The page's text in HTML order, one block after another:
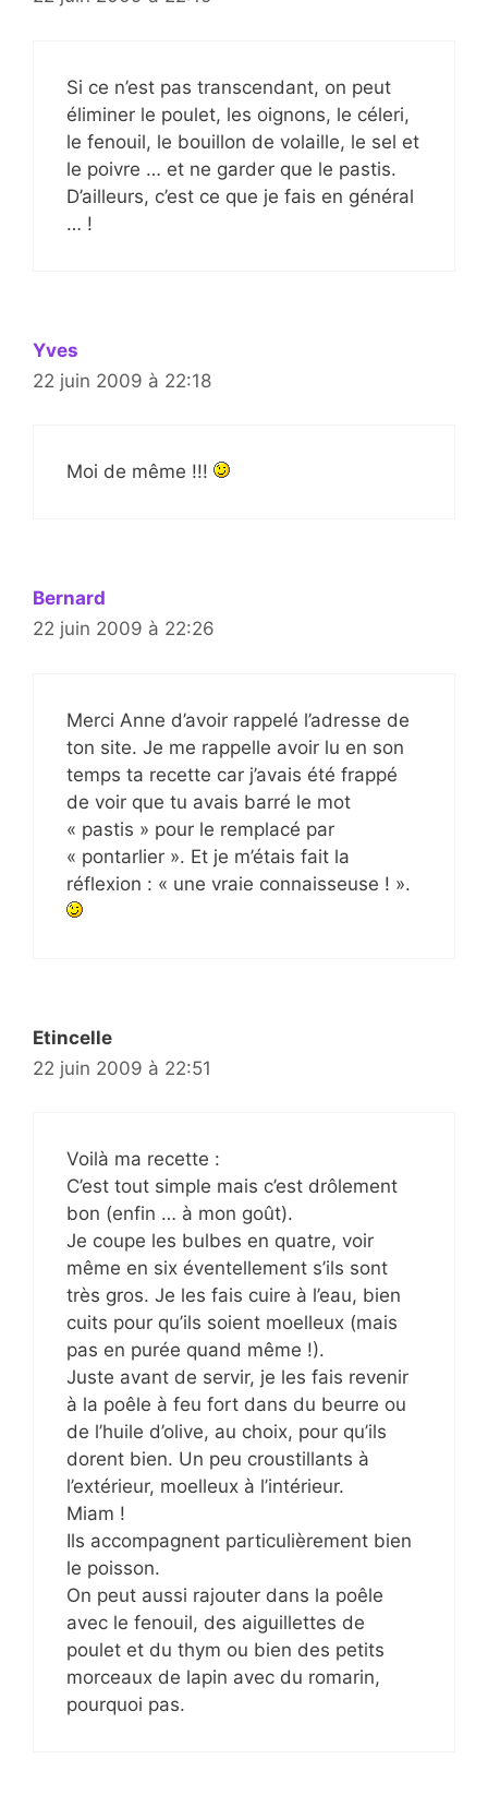
Si ce n’est pas transcendant, on peut
éliminer le poulet, les oignons, le céleri,
le fenouil, le bouillon de volaille, le sel et
le poivre … et ne garder que le pastis.
D’ailleurs, c’est ce que je fais en général
… !
Yves
22 juin 2009 à 22:18
Moi de même !!!
Bernard
22 juin 2009 à 22:26
Merci Anne d’avoir rappelé l’adresse de
ton site. Je me rappelle avoir lu en son
temps ta recette car j’avais été frappé
de voir que tu avais barré le mot
« pastis » pour le remplacé par
« pontarlier ». Et je m’étais fait la
réflexion : « une vraie connaisseuse ! ».
Etincelle
22 juin 2009 à 22:51
Voilà ma recette :
C’est tout simple mais c’est drôlement
bon (enfin … à mon goût).
Je coupe les bulbes en quatre, voir
même en six éventellement s’ils sont
très gros. Je les fais cuire à l’eau, bien
cuits pour qu’ils soient moelleux (mais
pas en purée quand même !).
Juste avant de servir, je les fais revenir
à la poêle à feu fort dans du beurre ou
de l’huile d’olive, au choix, pour qu’ils
dorent bien. Un peu croustillants à
l’extérieur, moelleux à l’intérieur.
Miam !
Ils accompagnent particulièrement bien
le poisson.
On peut aussi rajouter dans la poêle
avec le fenouil, des aiguillettes de
poulet et du thym ou bien des petits
morceaux de lapin avec du romarin,
pourquoi pas.